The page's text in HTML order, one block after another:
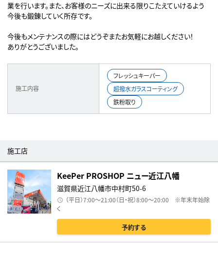
業を行います。また、お客様のニーズに出来る限りこたえていけるよう
今後も鍛錬していく所存です。
今後もメンテナンスの際にはどうぞまたお気軽にお越しください！
ありがとうございました。
施工内容
フレッシュキーパー
超撥水ガラスコーティング
鉄粉取り
施工店
KeePer PROSHOP ニュー近江八幡
滋賀県近江八幡市中村町50-6
（平日）7:00～21:00（日・祝）8:00～20:00 ※年末年始除
く
予約する